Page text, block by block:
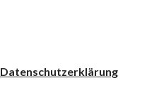
Datenschutzerklärung